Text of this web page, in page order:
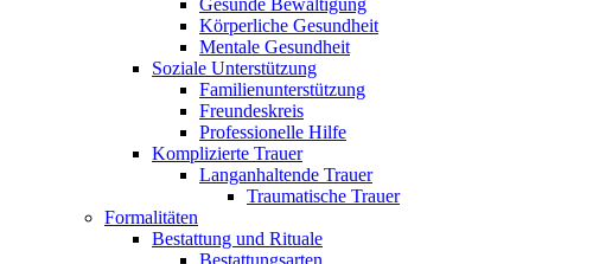
Gesunde Bewältigung
Körperliche Gesundheit
Mentale Gesundheit
Soziale Unterstützung
Familienunterstützung
Freundeskreis
Professionelle Hilfe
Komplizierte Trauer
Langanhaltende Trauer
Traumatische Trauer
Formalitäten
Bestattung und Rituale
Bestattungsarten